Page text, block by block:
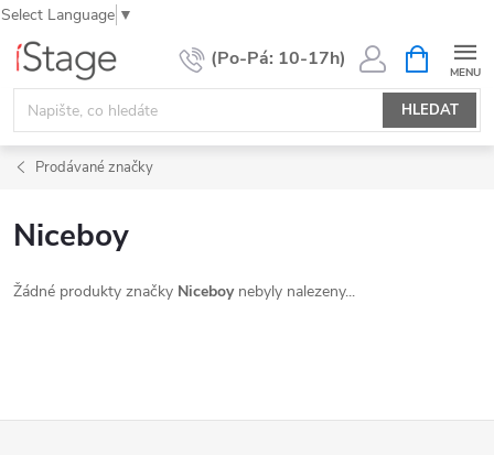
Select Language ▼
Přejít
obsah
HLEDAT
NÁKUPNÍ
KOŠÍK
Prodávané značky
Niceboy
Žádné produkty značky Niceboynebyly nalezeny...